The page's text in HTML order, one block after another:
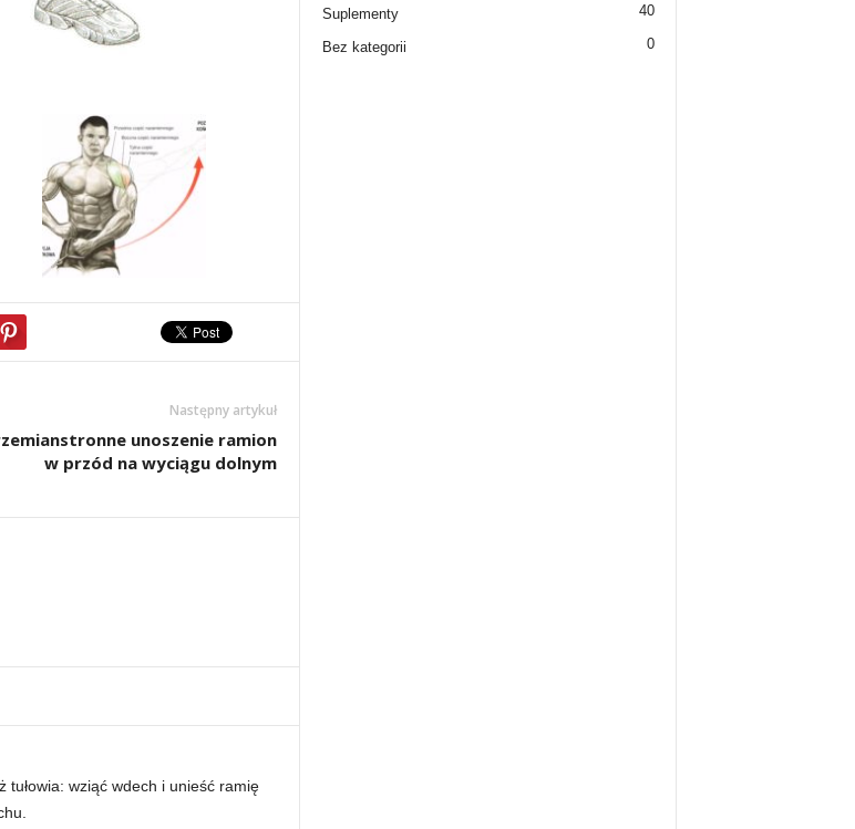
Następny artykuł
unoszenie ramion
w przód na wyciągu dolnym
tułowia: wziąć wdech i unieść ramię
Suplementy 40
Bez kategorii 0